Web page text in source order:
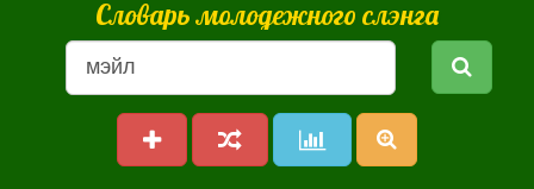
Словарь молодежного слэнга